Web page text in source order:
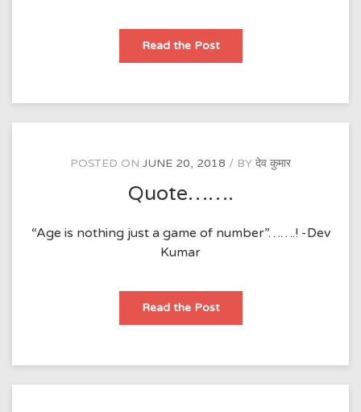
Read the PostQuote-
POSTED ON JUNE 20, 2018 BY देव कुमार
Quote…….
“Age is nothing just a game of number”…….! -Dev
Kumar
Read the PostQuote…….